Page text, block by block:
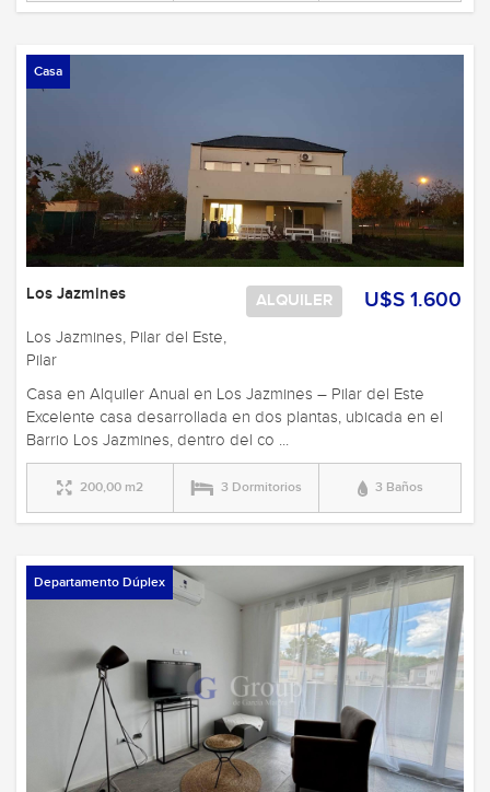
Casa
U$S 1.600
ALQUILER
Los Jazmines
Los Jazmines, Pilar del Este,
Pilar
Casa en Alquiler Anual en Los Jazmines – Pilar del Este
Excelente casa desarrollada en dos plantas, ubicada en el
Barrio Los Jazmines, dentro del co ...
200,00 m2 3 Dormitorios 3 Baños
Departamento Dúplex